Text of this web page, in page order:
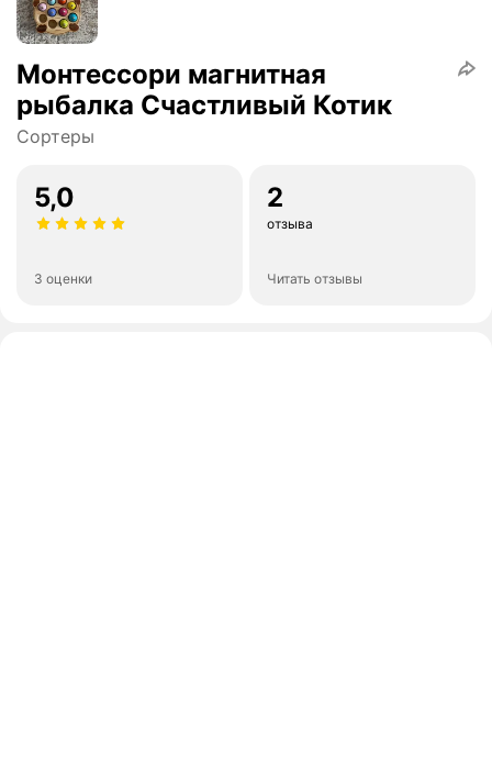
Монтессори магнитная
рыбалка Счастливый Котик
Сортеры
5,0
3 оценки
2
отзыва
Читать отзывы